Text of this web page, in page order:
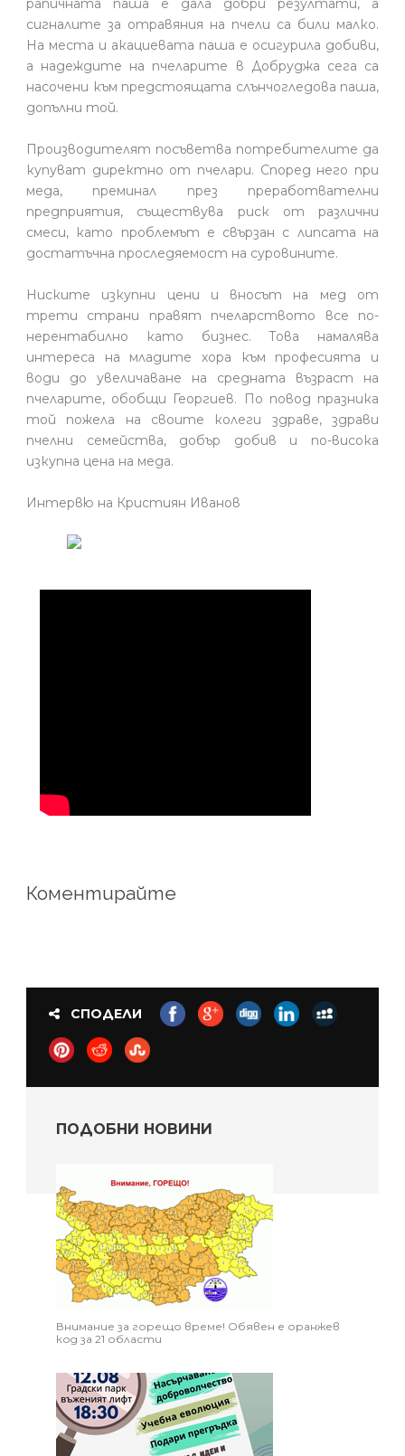
рапичната паша е дала добри резултати, а
сигналите за отравяния на пчели са били малко.
На места и акациевата паша е осигурила добиви,
а надеждите на пчеларите в Добруджа сега са
насочени към предстоящата слънчогледова паша,
допълни той.
Производителят посъветва потребителите да
купуват директно от пчелари. Според него при
меда, преминал през преработвателни
предприятия, съществува риск от различни
смеси, като проблемът е свързан с липсата на
достатъчна проследяемост на суровините.
Ниските изкупни цени и вносът на мед от
трети страни правят пчеларството все по-
нерентабилно като бизнес. Това намалява
интереса на младите хора към професията и
води до увеличаване на средната възраст на
пчеларите, обобщи Георгиев. По повод празника
той пожела на своите колеги здраве, здрави
пчелни семейства, добър добив и по-висока
изкупна цена на меда.
Интервю на Кристиян Иванов
Коментирайте
СПОДЕЛИ
ПОДОБНИ НОВИНИ
Внимание за горещо време! Обявен е оранжев
код за 21 области